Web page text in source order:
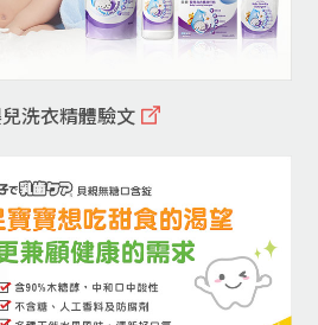
洗衣精體驗文